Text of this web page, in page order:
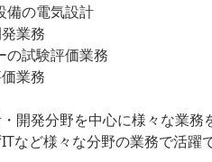
備の電気設計
業務
の試験評価業務
業務
開発分野を中心に様々な業務
など様々な分野の業務で活